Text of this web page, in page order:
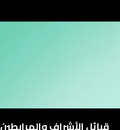
قبائل الأشراف والمرابطين